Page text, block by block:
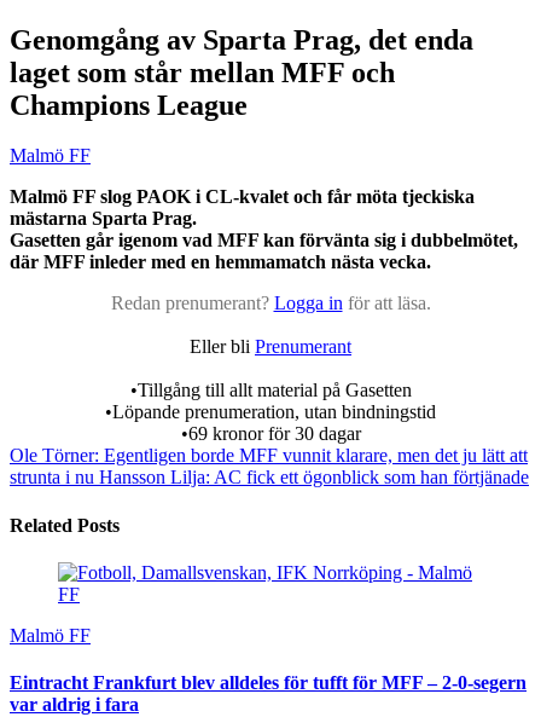
Genomgång av Sparta Prag, det enda
laget som står mellan MFF och
Champions League
Malmö FF
Malmö FF slog PAOK i CL-kvalet och får möta tjeckiska
mästarna Sparta Prag.
Gasetten går igenom vad MFF kan förvänta sig i dubbelmötet,
där MFF inleder med en hemmamatch nästa vecka.
Redan prenumerant? Logga in för att läsa.
Eller bli Prenumerant
•Tillgång till allt material på Gasetten
•Löpande prenumeration, utan bindningstid
•69 kronor för 30 dagar
Ole Törner: Egentligen borde MFF vunnit klarare, men det ju lätt att
strunta i nu Hansson Lilja: AC fick ett ögonblick som han förtjänade
Related Posts
Malmö FF
Eintracht Frankfurt blev alldeles för tufft för MFF – 2-0-segern
var aldrig i fara